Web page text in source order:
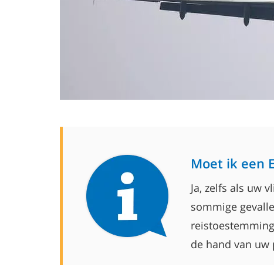
Moet ik een
Ja, zelfs als uw
sommige
de hand van uw